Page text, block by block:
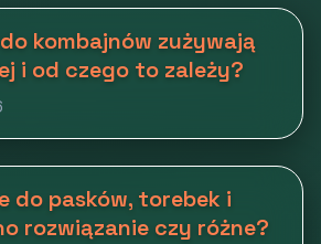
kombajnów zużywają
i od czego to zależy?
do pasków, torebek i
rozwiązanie czy różne?